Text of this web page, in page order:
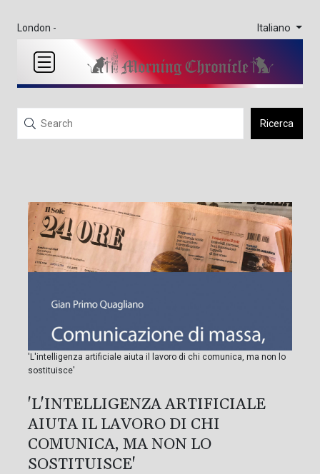
London - Italiano
Ricerca
'L'intelligenza artificiale aiuta il lavoro di chi comunica, ma non lo
sostituisce'
'L'INTELLIGENZA ARTIFICIALE
AIUTA IL LAVORO DI CHI
COMUNICA, MA NON LO
SOSTITUISCE'